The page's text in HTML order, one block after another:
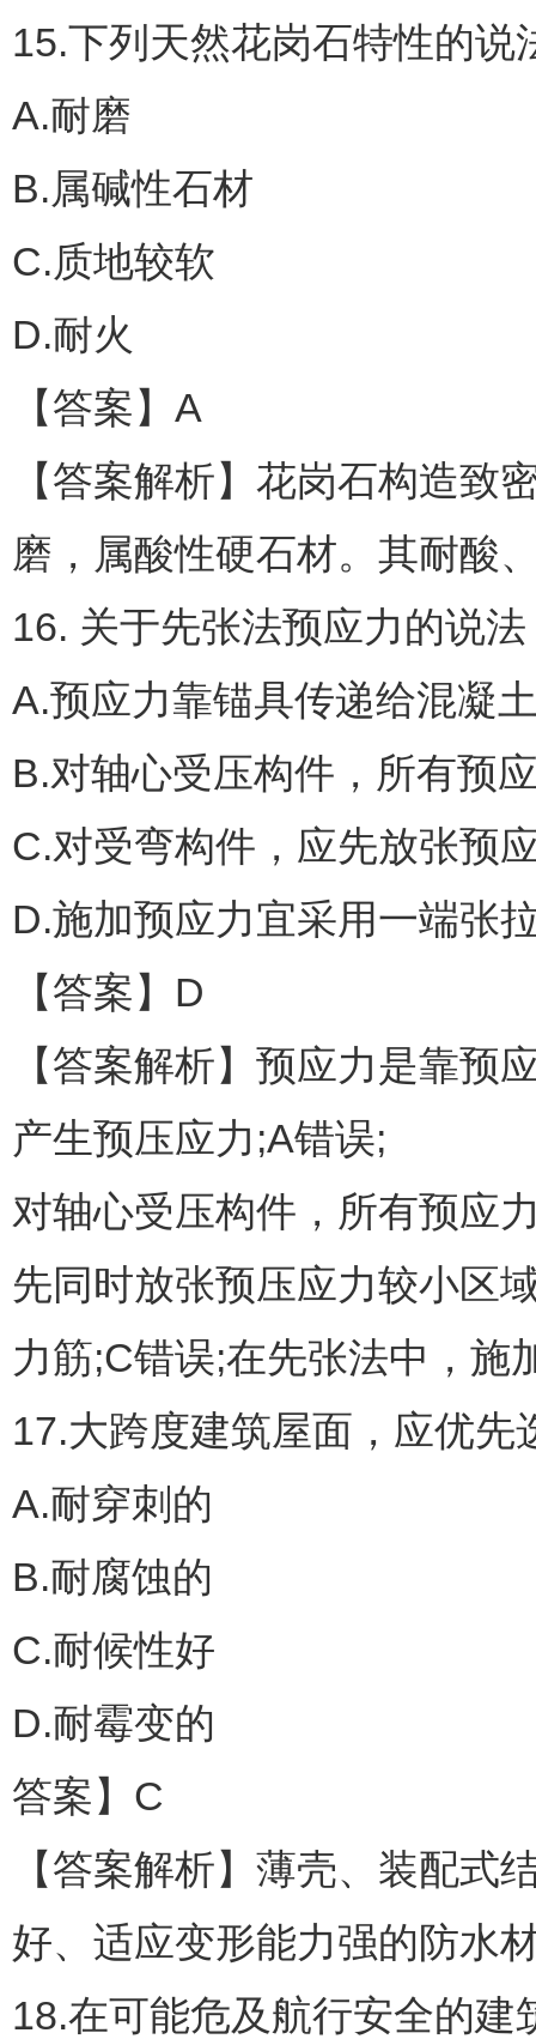
15.下列天然花岗石特性的说
A.耐磨
B.属碱性石材
C.质地较软
D.耐火
【答案】A
【答案解析】花岗石构造致
磨，属酸性硬石材。其耐酸
16. 关于先张法预应力的说
A.预应力靠锚具传递给混凝
B.对轴心受压构件，所有预
C.对受弯构件，应先放张预
D.施加预应力宜采用一端张
【答案】D
【答案解析】预应力是靠预
产生预压应力;A错误;
对轴心受压构件，所有预应
先同时放张预压应力较小区
力筋;C错误;在先张法中，施
17.大跨度建筑屋面，应优先
A.耐穿刺的
B.耐腐蚀的
C.耐候性好
D.耐霉变的
答案】C
【答案解析】薄壳、装配式
好、适应变形能力强的防水
18.在可能危及航行安全的